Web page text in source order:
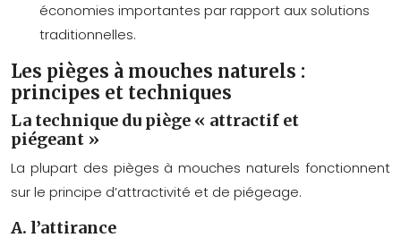
économies importantes par rapport aux solutions
traditionnelles.
Les pièges à mouches naturels :
principes et techniques
La technique du piège « attractif et
piégeant »
La plupart des pièges à mouches naturels fonctionnent
sur le principe d’attractivité et de piégeage.
A. l’attirance